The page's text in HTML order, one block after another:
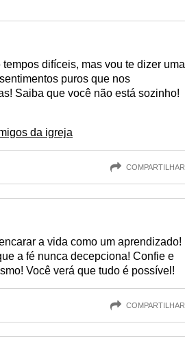
difíceis, mas vou te dizer uma
puros que nos
Saiba que você não está sozinho!
da igreja
COMPARTILHAR
a vida como um aprendizado!
a fé nunca decepciona! Confie e
Você verá que tudo é possível!
COMPARTILHAR